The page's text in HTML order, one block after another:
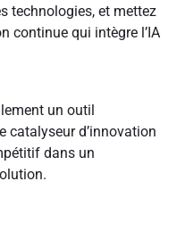
technologies, et mettez
continue qui intègre l’IA
un outil
catalyseur d’innovation
dans un